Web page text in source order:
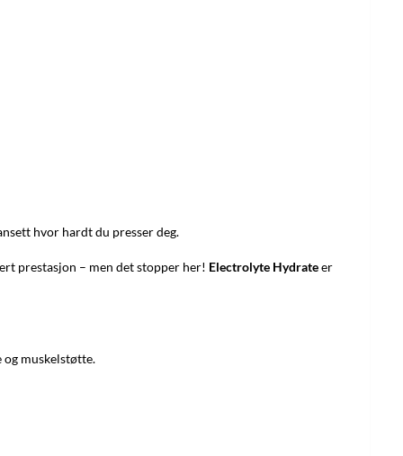
hvor hardt du presser deg.
prestasjon – men det stopper her! Electrolyte Hydrateer
muskelstøtte.